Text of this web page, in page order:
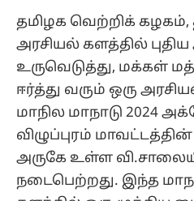
தமிழக வெற்றிக் கழகம்,
அரசியல் களத்தில்
உருவெடுத்து, மக்கள்
ஈர்த்து வரும் ஒரு
மாநில மாநாடு 2024
விழுப்புரம்
அருகே உள்ள
நடைபெற்றது. இந்த